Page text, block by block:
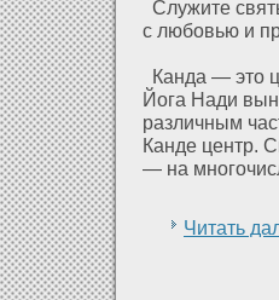
Служите
с любовью и
Канда — это
Йога Нади
различным
Канде центр.
— на
Читать